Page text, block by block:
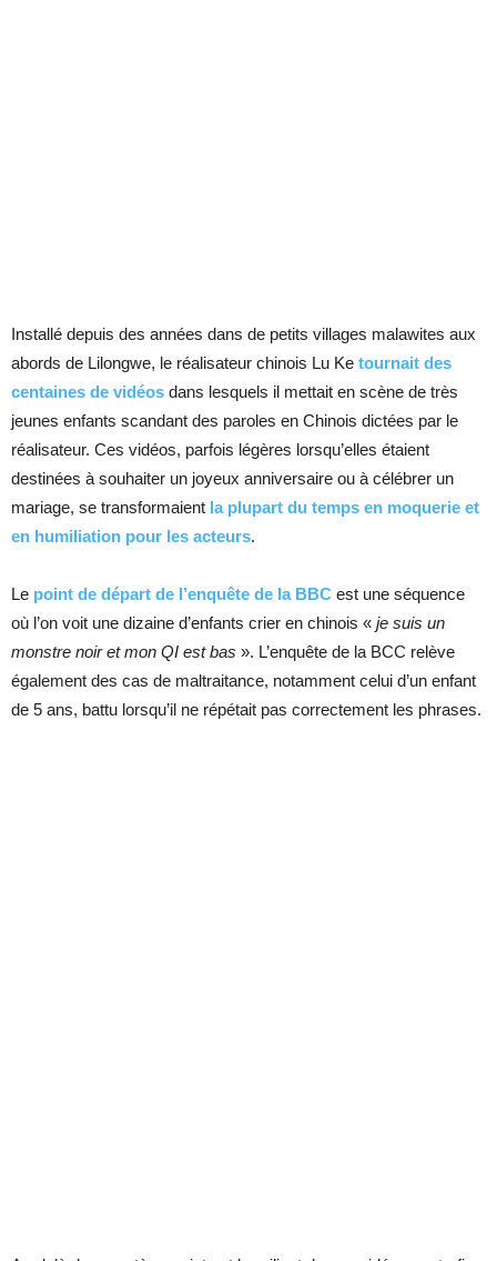
Installé depuis des années dans de petits villages malawites aux
abords de Lilongwe, le réalisateur chinois Lu Ke tournait des
centaines de vidéos dans lesquels il mettait en scène de très
jeunes enfants scandant des paroles en Chinois dictées par le
réalisateur. Ces vidéos, parfois légères lorsqu’elles étaient
destinées à souhaiter un joyeux anniversaire ou à célébrer un
mariage, se transformaient la plupart du temps en moquerie et
en humiliation pour les acteurs.
Le point de départ de l’enquête de la BBC est une séquence
où l’on voit une dizaine d’enfants crier en chinois « je suis un
monstre noir et mon QI est bas ». L’enquête de la BCC relève
également des cas de maltraitance, notamment celui d’un enfant
de 5 ans, battu lorsqu’il ne répétait pas correctement les phrases.